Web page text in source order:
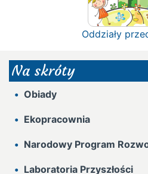
Oddziały
Na skróty
Obiady
Ekopracownia
Narodowy Program
Laboratoria Przyszłości